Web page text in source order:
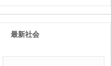
最新社会